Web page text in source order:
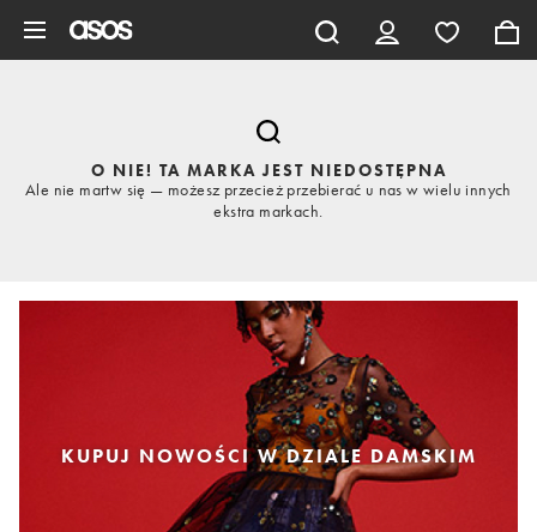
O NIE! TA MARKA JEST NIEDOSTĘPNA
Ale nie martw się — możesz przecież przebierać u nas w wielu innych
ekstra markach.
KUPUJ NOWOŚCI W DZIALE DAMSKIM